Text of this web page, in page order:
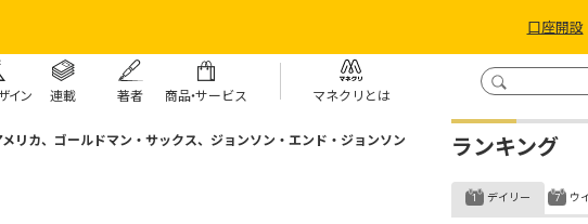
口座開設
イン 連載 著者 商品・サービス マネクリとは
リカ、ゴールドマン・サックス、ジョンソン・エンド・ジョンソン
ランキング
デイリー ウ